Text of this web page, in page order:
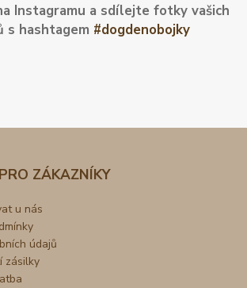
Instagramu a sdílejte fotky vašich
s hashtagem #dogdenobojky
ZÁKAZNÍKY
u nás
údajů
zásilky